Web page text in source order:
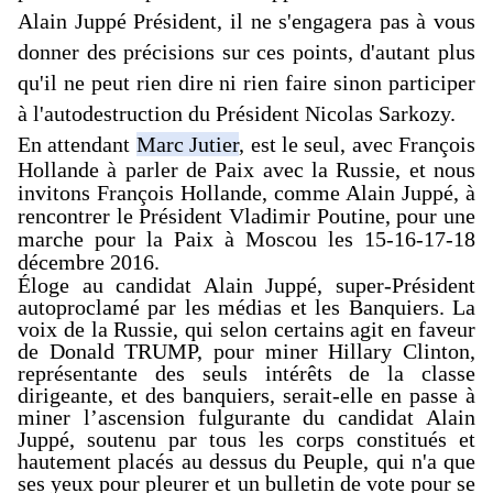
Alain Juppé Président, il ne s'engagera pas à vous
donner des précisions sur ces points, d'autant plus
qu'il ne peut rien dire ni rien faire sinon participer
à l'autodestruction du Président Nicolas Sarkozy.
En attendant Marc Jutier, est le seul, avec François
Hollande à parler de Paix avec la Russie, et nous
invitons François Hollande, comme Alain Juppé, à
rencontrer le Président Vladimir Poutine, pour une
marche pour la Paix à Moscou les 15-16-17-18
décembre 2016.
Éloge au candidat Alain Juppé, super-Président
autoproclamé par les médias et les Banquiers. La
voix de la Russie, qui selon certains agit en faveur
de Donald TRUMP, pour miner Hillary Clinton,
représentante des seuls intérêts de la classe
dirigeante, et des banquiers, serait-elle en passe à
miner l’ascension fulgurante du candidat Alain
Juppé, soutenu par tous les corps constitués et
hautement placés au dessus du Peuple, qui n'a que
ses yeux pour pleurer et un bulletin de vote pour se